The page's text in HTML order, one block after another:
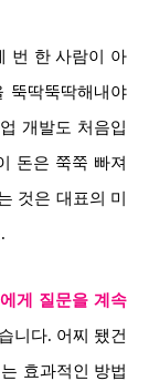
번 한 사람이 아
뚝딱뚝딱해내야
개발도 처음입
돈은 쭉쭉 빠져
것은 대표의 미
게 질문을 계속
니다. 어찌 됐건
효과적인 방법